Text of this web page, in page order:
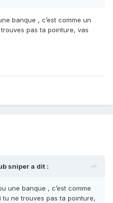
banque , c’est comme un
pas ta pointure, vas
snipera dit :
une banque , c’est comme
ne trouves pas ta pointure,